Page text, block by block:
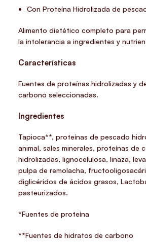
Con Proteína Hidrolizada de
Alimento dietético completo para
la intolerancia a ingredientes y
Características
Fuentes de proteínas hidrolizadas y
carbono seleccionadas.
Ingredientes
Tapioca**, proteínas de pescado
animal, sales minerales, proteínas de
hidrolizadas, lignocelulosa, linaza,
pulpa de remolacha,
diglicéridos de ácidos grasos,
pasteurizados.
*Fuentes de proteína
**Fuentes de hidratos de carbono